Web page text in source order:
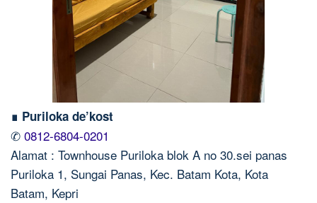
∎ Puriloka de’kost
✆ 0812-6804-0201
Alamat : Townhouse Puriloka blok A no 30.sei panas
Puriloka 1, Sungai Panas, Kec. Batam Kota, Kota
Batam, Kepri